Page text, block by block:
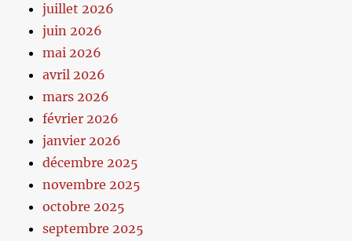
juillet 2026
juin 2026
mai 2026
avril 2026
mars 2026
février 2026
janvier 2026
décembre 2025
novembre 2025
octobre 2025
septembre 2025